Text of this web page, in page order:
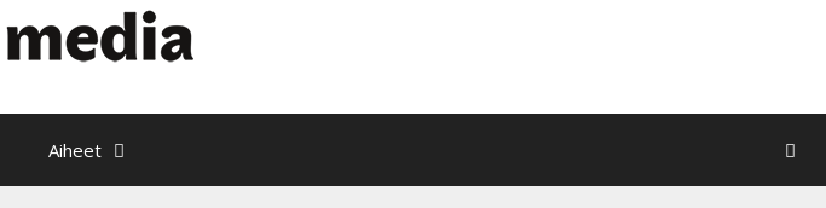
Aiheet